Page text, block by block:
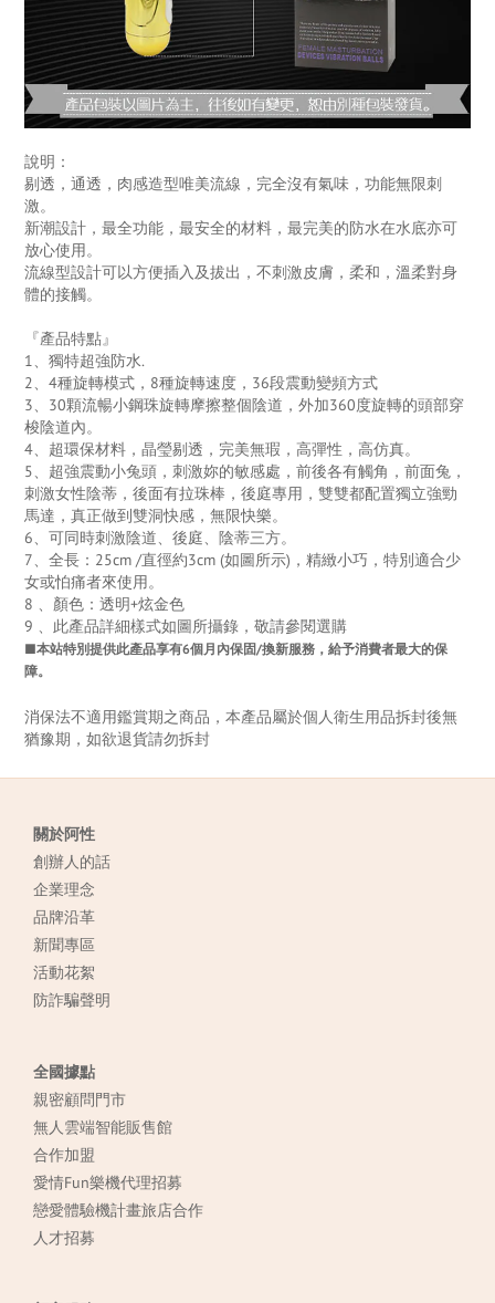
說明：
剔透，通透，肉感造型唯美流線，完全沒有氣味，功能無限刺
激。
新潮設計，最全功能，最安全的材料，最完美的防水在水底亦可
放心使用。
流線型設計可以方便插入及拔出，不刺激皮膚，柔和，溫柔對身
體的接觸。
『產品特點』
1、獨特超強防水.
2、4種旋轉模式，8種旋轉速度，36段震動變頻方式
3、30顆流暢小鋼珠旋轉摩擦整個陰道，外加360度旋轉的頭部穿
梭陰道內。
4、超環保材料，晶瑩剔透，完美無瑕，高彈性，高仿真。
5、超強震動小兔頭，刺激妳的敏感處，前後各有觸角，前面兔，
刺激女性陰蒂，後面有拉珠棒，後庭專用，雙雙都配置獨立強勁
馬達，真正做到雙洞快感，無限快樂。
6、可同時刺激陰道、後庭、陰蒂三方。
7、全長：25cm /直徑約3cm (如圖所示)，精緻小巧，特別適合少
女或怕痛者來使用。
8 、顏色：透明+炫金色
9 、此產品詳細樣式如圖所攝錄，敬請參閱選購
■本站特別提供此產品享有6個月內保固/換新服務，給予消費者最大的保
障。
消保法不適用鑑賞期之商品，本產品屬於個人衛生用品拆封後無
猶豫期，如欲退貨請勿拆封
關於阿性
創辦人的話
企業理念
品牌沿革
新聞專區
活動花絮
防詐騙聲明
全國據點
親密顧問門市
無人雲端智能販售館
合作加盟
愛情Fun樂機代理招募
戀愛體驗機計畫旅店合作
人才招募